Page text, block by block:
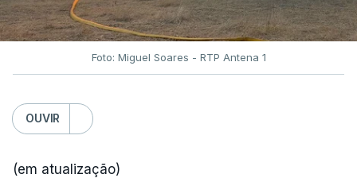
Foto: Miguel Soares - RTP Antena 1
OUVIR
(em atualização)